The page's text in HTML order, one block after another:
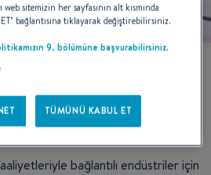
bağlantılı endüstriler için
sitemizin her sayfasının alt kısmında
bağlantısına tıklayarak değiştirebilirsiniz.
9. bölümüne başvurabilirsiniz.
TÜMÜNÜ KABUL ET